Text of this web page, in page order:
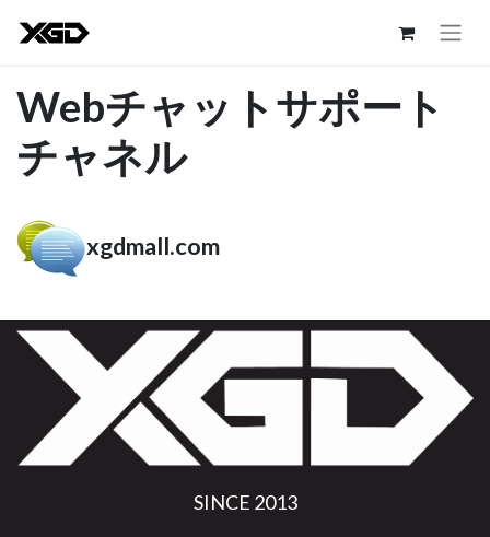
Webチャットサポート
チャネル
xgdmall.com
SINCE 2013